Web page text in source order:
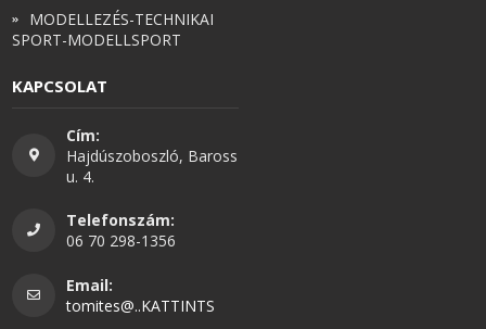
MODELLEZÉS-TECHNIKAI
SPORT-MODELLSPORT
KAPCSOLAT
Cím:
Hajdúszoboszló, Baross
u. 4.
Telefonszám:
06 70 298-1356
Email:
tomites@..KATTINTS